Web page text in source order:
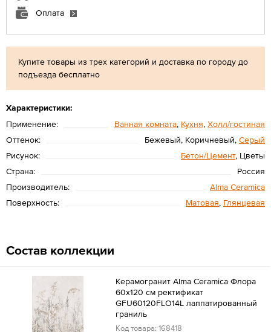
Купите товары из трех категорий и доставка по городу до
подъезда бесплатно
Характеристики:
Применение:
Ванная комната, Кухня, Холл/гостиная
Оттенок:
Бежевый, Коричневый, Серый
Рисунок:
Бетон/Цемент, Цветы
Страна:
Россия
Производитель:
Alma Ceramica
Поверхность:
Матовая, Глянцевая
Оплата
Состав коллекции
Керамогранит Alma Ceramica Флора
60x120 см ректификат
GFU60120FLO14L лаппатированный
граниль
Код товара: 168418